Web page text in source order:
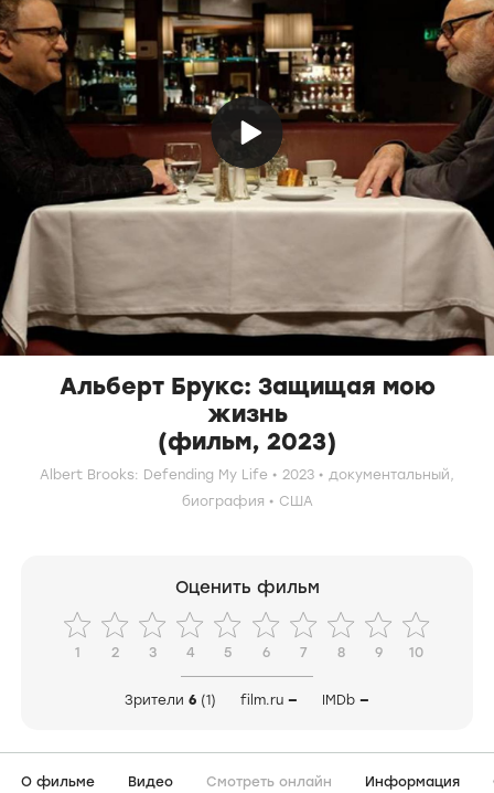
Альберт Брукс: Защищая мою
жизнь
(фильм, 2023)
Albert Brooks: Defending My Life 2023
документальный,
биография
США
Оценить фильм
1 2 3 4 5 6 7 8 9 10
Зрители 6 (1) film.ru — IMDb —
О фильме Видео Смотреть онлайн Информация